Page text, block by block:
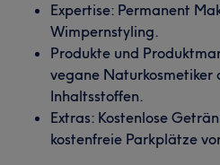
Expertise: Permanent
Wimpernstyling.
Produkte und
vegane Naturkosmetiker
Inhaltsstoffen.
Extras: Kostenlose
kostenfreie Parkplätze